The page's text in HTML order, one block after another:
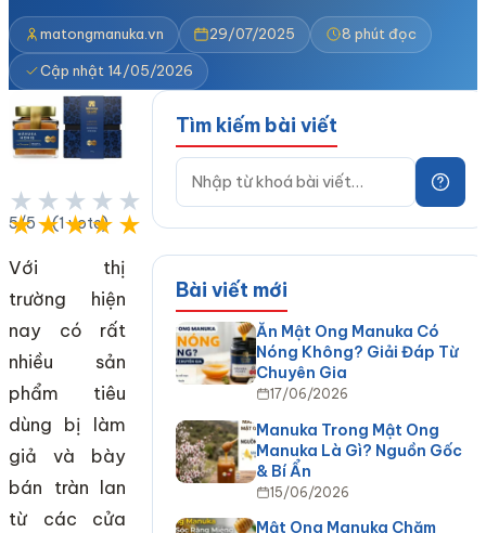
matongmanuka.vn 29/07/2025 8 phút đọc
Cập nhật 14/05/2026
★★★★★
★★★★★
5/5 - (1 vote)
Với thị
trường hiện
nay có rất
nhiều sản
phẩm tiêu
dùng bị làm
giả và bày
bán tràn lan
từ các cửa
Tìm kiếm bài viết
Bài viết mới
Ăn Mật Ong Manuka Có
Nóng Không? Giải Đáp Từ
Chuyên Gia
17/06/2026
Manuka Trong Mật Ong
Manuka Là Gì? Nguồn Gốc
& Bí Ẩn
15/06/2026
Mật Ong Manuka Chăm